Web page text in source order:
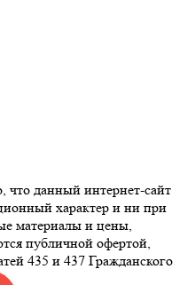
данный интернет-сайт
характер и ни при
материалы и цены,
публичной офертой,
435 и 437 Гражданского